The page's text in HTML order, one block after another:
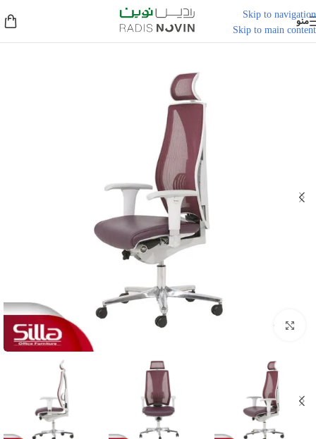
Skip to navigation
Skip to main content
منو
بزرگنمایی تصویر